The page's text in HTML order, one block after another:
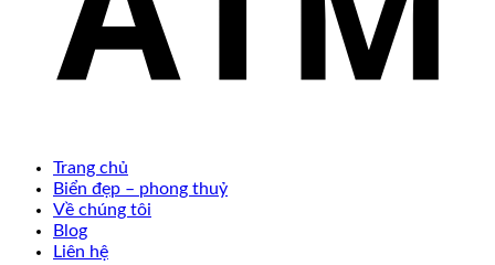
Trang chủ
Biển đẹp – phong thuỷ
Về chúng tôi
Blog
Liên hệ